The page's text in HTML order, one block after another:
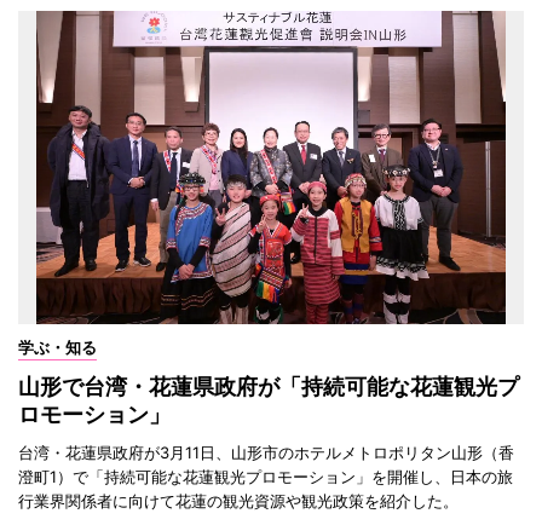
学ぶ・知る
山形で台湾・花蓮県政府が「持続可能な花蓮観光プ
ロモーション」
台湾・花蓮県政府が3月11日、山形市のホテルメトロポリタン山形（香
澄町1）で「持続可能な花蓮観光プロモーション」を開催し、日本の旅
行業界関係者に向けて花蓮の観光資源や観光政策を紹介した。